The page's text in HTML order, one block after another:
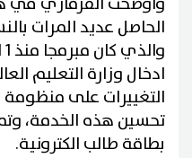
الحاصل عديد المرات
ادخال وزارة التعليم
التغييرات على
تحسين هذه الخدمة،
بطاقة طالب الكترونية.